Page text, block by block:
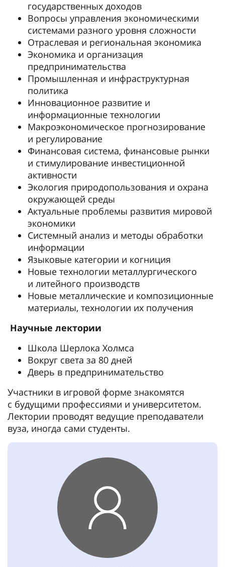
государственных доходов
Вопросы управления экономическими
системами разного уровня сложности
Отраслевая и региональная экономика
Экономика и организация
предпринимательства
Промышленная и инфраструктурная
политика
Инновационное развитие и
информационные технологии
Макроэкономическое прогнозирование
и регулирование
Финансовая система, финансовые рынки
и стимулирование инвестиционной
активности
Экология природопользования и охрана
окружающей среды
Актуальные проблемы развития мировой
экономики
Системный анализ и методы обработки
информации
Языковые категории и когниция
Новые технологии металлургического
и литейного производств
Новые металлические и композиционные
материалы, технологии их получения
Научные лектории
Школа Шерлока Холмса
Вокруг света за 80 дней
Дверь в предпринимательство
Участники в игровой форме знакомятся
с будущими профессиями и университетом.
Лектории проводят ведущие преподаватели
вуза, иногда сами студенты.